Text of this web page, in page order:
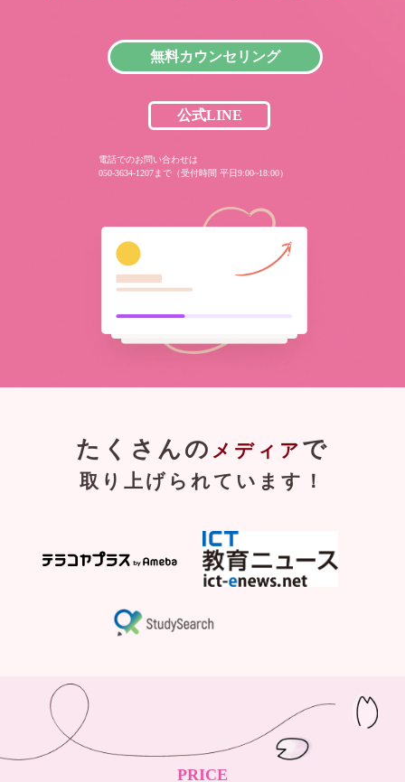
無料カウンセリング
公式LINE
電話でのお問い合わせは
050-3634-1207まで（受付時間 平日9:00~18:00）
たくさんの メディア で
取り上げられています！
PRICE